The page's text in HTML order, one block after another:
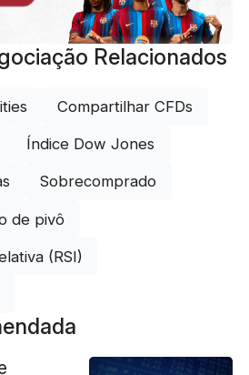
Relacionados
Compartilhar CFDs
Índice Dow Jones
Sobrecomprado
de pivô
(RSI)